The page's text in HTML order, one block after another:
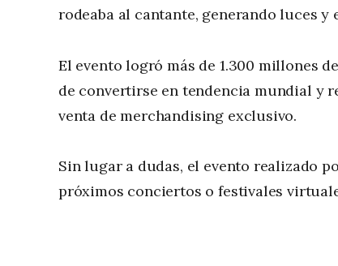
rodeaba al cantante, generando luces
El evento logró más de 1.300 millones
de convertirse en tendencia mundial y
venta de merchandising exclusivo.
Sin lugar a dudas, el evento realizado
próximos conciertos o festivales